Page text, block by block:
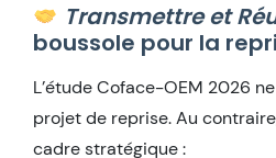
Transmettre et
boussole pour la
L’étude Coface-OEM 2026
projet de reprise. Au
cadre stratégique :